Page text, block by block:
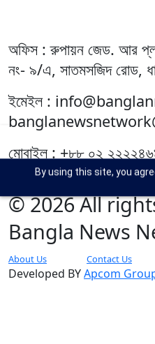
অফিস : রুপায়ন জেড. আর
নং- ৯/এ, সাতমসজিদ রোড,
ইমেইল :
মোবাইল : +৮৮ ০২
© 2026 All
Bangla News
About Us Contact Us
Developed BYApcom
By using this site, you